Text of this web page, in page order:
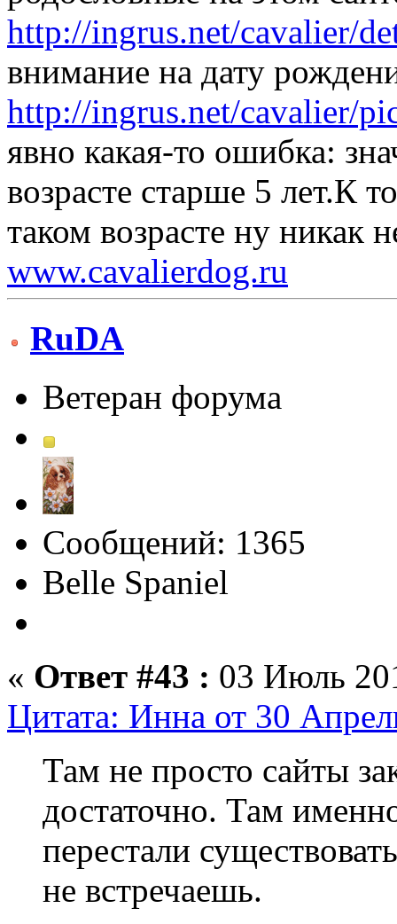
http://ingrus.net/cavalier/
внимание на дату
http://ingrus.net/cavalier/
явно какая-то ошибка:
возрасте старше 5 лет.К
таком возрасте ну никак
www.cavalierdog.ru
RuDA
Ветеран форума
Сообщений: 1365
Belle Spaniel
« Ответ #43 : 03 Июль
Цитата: Инна от 30
Там не просто сайты
достаточно. Там
перестали
не встречаешь.